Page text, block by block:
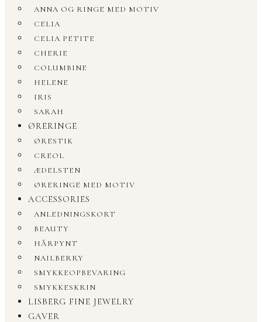
ANNA OG RINGE MED MOTIV
CELIA
CELIA PETITE
CHERIE
COLUMBINE
HELENE
IRIS
SARAH
ØRERINGE
ØRESTIK
CREOL
ÆDELSTEN
ØRERINGE MED MOTIV
ACCESSORIES
ANLEDNINGSKORT
BEAUTY
HÅRPYNT
NAILBERRY
SMYKKEOPBEVARING
SMYKKESKRIN
LISBERG FINE JEWELRY
GAVER